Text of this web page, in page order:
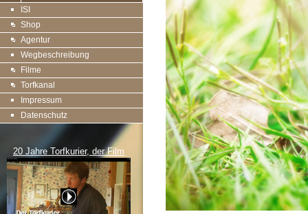
ISI
Shop
Agentur
Wegbeschreibung
Filme
Torfkanal
Impressum
Datenschutz
20 Jahre Torfkurier, der Film